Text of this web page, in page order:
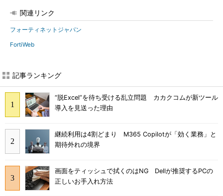
関連リンク
フォーティネットジャパン
FortiWeb
記事ランキング
“脱Excel”を待ち受ける乱立問題 カカクコムが新ツール
導入を見送った理由
継続利用は4割どまり M365 Copilotが「効く業務」と
期待外れの境界
画面をティッシュで拭くのはNG Dellが推奨するPCの
正しいお手入れ方法